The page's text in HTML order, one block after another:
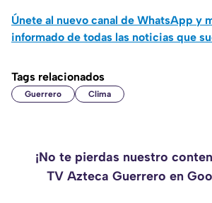
Únete al nuevo canal de WhatsApp y
informado de todas las noticias que
Tags relacionados
Guerrero Clima
¡No te pierdas nuestro
TV Azteca Guerrero en